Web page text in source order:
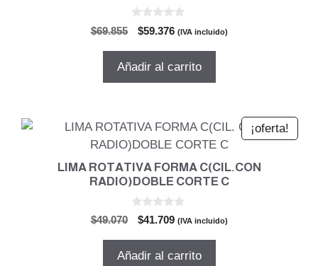
$69.855
El
original
$59.376El
actual
(IVA incluido)
Añadir al carrito
¡oferta!
LIMA ROTATIVA FORMA C(CIL.CON
RADIO)DOBLE CORTE C
$49.070
El
original
$41.709El
actual
(IVA incluido)
Añadir al carrito